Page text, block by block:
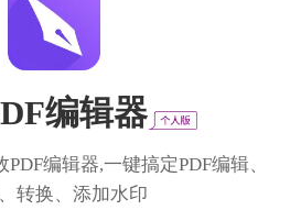
编辑器
编辑器,一键搞定PDF编辑、
转换、添加水印